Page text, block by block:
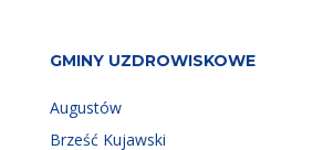
GMINY UZDROWISKOWE
Augustów
Brześć Kujawski